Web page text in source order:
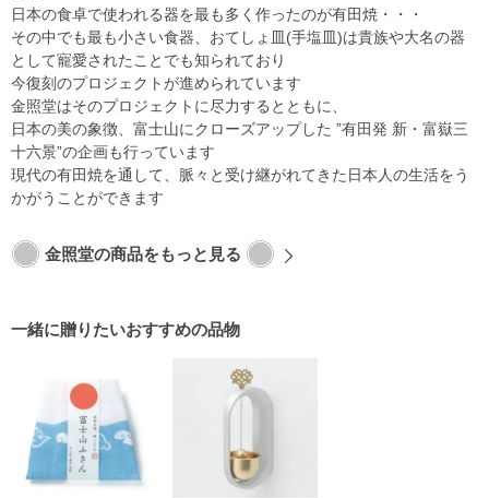
日本の食卓で使われる器を最も多く作ったのが有田焼・・・
その中でも最も小さい食器、おてしょ皿(手塩皿)は貴族や大名の器
として寵愛されたことでも知られており
今復刻のプロジェクトが進められています
金照堂はそのプロジェクトに尽力するとともに、
日本の美の象徴、富士山にクローズアップした ”有田発 新・富嶽三
十六景”の企画も行っています
現代の有田焼を通して、脈々と受け継がれてきた日本人の生活をう
かがうことができます
金照堂の商品をもっと見る
一緒に贈りたいおすすめの品物